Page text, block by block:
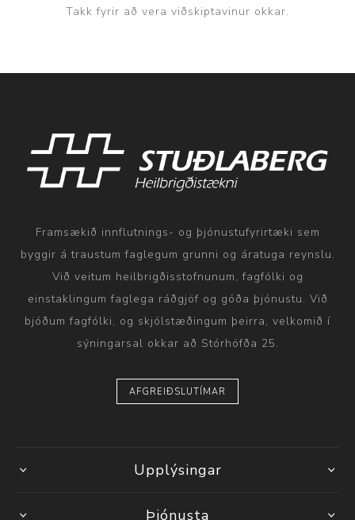
Takk fyrir að vera viðskiptavinur okkar.
Framsækið innflutnings- og þjónustufyrirtæki sem
byggir á traustum faglegum grunni og áratuga reynslu.
Við veitum heilbrigðisstofnunum, fagfólki og
einstaklingum faglega ráðgjöf og góða þjónustu. Við
bjóðum fagfólki, og skjólstæðingum þeirra, velkomið í
sýningarsal okkar að Stórhöfða 25.
AFGREIÐSLUTÍMAR
Upplýsingar
Þjónusta